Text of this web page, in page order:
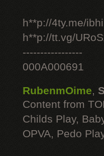
h**p://4ty.me/
h**p://tt.vg/
-----------------
000A000691
RubenmOime,
Content from
Childs Play,
OPVA, Pedo